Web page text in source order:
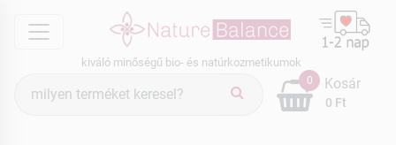
menu
kiváló minőségű bio- és natúrkozmetikumok
keresés
0
0 Ft
Kosár